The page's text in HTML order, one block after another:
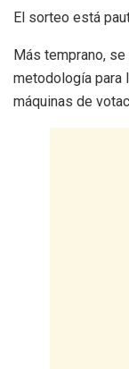
El sorteo está
Más temprano,
metodología para
máquinas de